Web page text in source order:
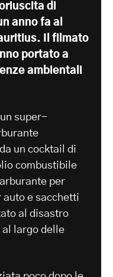
di
anno fa al
Il filmato
portato a
ambientali
un super-
un cocktail di
combustibile
per
auto e sacchetti
al disastro
largo delle